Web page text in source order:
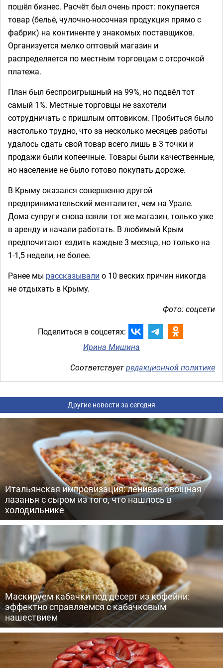
пошёл бизнес. Расчёт был очень прост: покупается
товар (бельё, чулочно-носочная продукция прямо с
фабрик) на континенте у знакомых поставщиков.
Организуется мелко оптовый магазин и
распределяется по местным торговцам с отсрочкой
платежа.
План был беспроигрышный на 99%, но подвёл тот
самый 1%. Местные торговцы не захотели
сотрудничать с пришлым оптовиком. Пробиться было
настолько трудно, что за несколько месяцев работы
удалось сдать свой товар всего лишь в 3 точки и
продажи были копеечные. Товары были качественные,
но население не было готово покупать дороже.
В Крыму оказался совершенно другой
предпринимательский менталитет, чем на Урале.
Дома супруги снова взяли тот же магазин, только уже
в аренду и начали работать. В любимый Крым
предпочитают ездить каждые 3 месяца, но только на
1-1,5 недели, не более.
Ранее мы рассказывали о 10 веских причин никогда
не отдыхать в Крыму.
Фото: соцсети
Поделиться в соцсетях:
Ирина Мишина
Соответствуетредакционной политике
Другие новости за сегодня
Итальянская импровизация: ленивая овощная
лазанья с сыром из того, что нашлось в
холодильнике
Маскируем кабачки под десерт из кофейни:
эффектно справляемся с кабачковым
нашествием